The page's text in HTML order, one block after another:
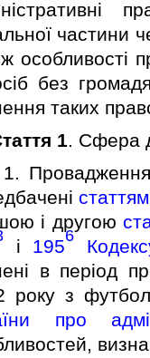
частини
особливостi
без
таких
1. Сфера
у
i другою
i 1956
в перiод
року з
про